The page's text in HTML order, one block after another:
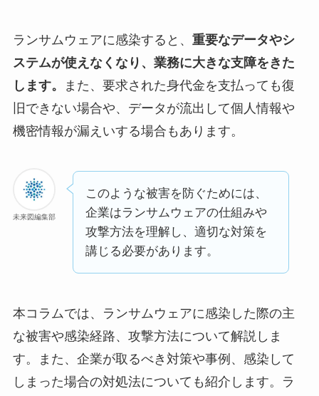
ランサムウェアに感染すると、 重要なデータやシ
ステムが使えなくなり、業務に大きな支障をきた
します。
また、要求された身代金を支払っても復
旧できない場合や、データが流出して個人情報や
機密情報が漏えいする場合もあります。
未来図編集部
このような被害を防ぐためには、
企業はランサムウェアの仕組みや
攻撃方法を理解し、適切な対策を
講じる必要があります。
本コラムでは、ランサムウェアに感染した際の主
な被害や感染経路、攻撃方法について解説しま
す。また、企業が取るべき対策や事例、感染して
しまった場合の対処法についても紹介します。ラ